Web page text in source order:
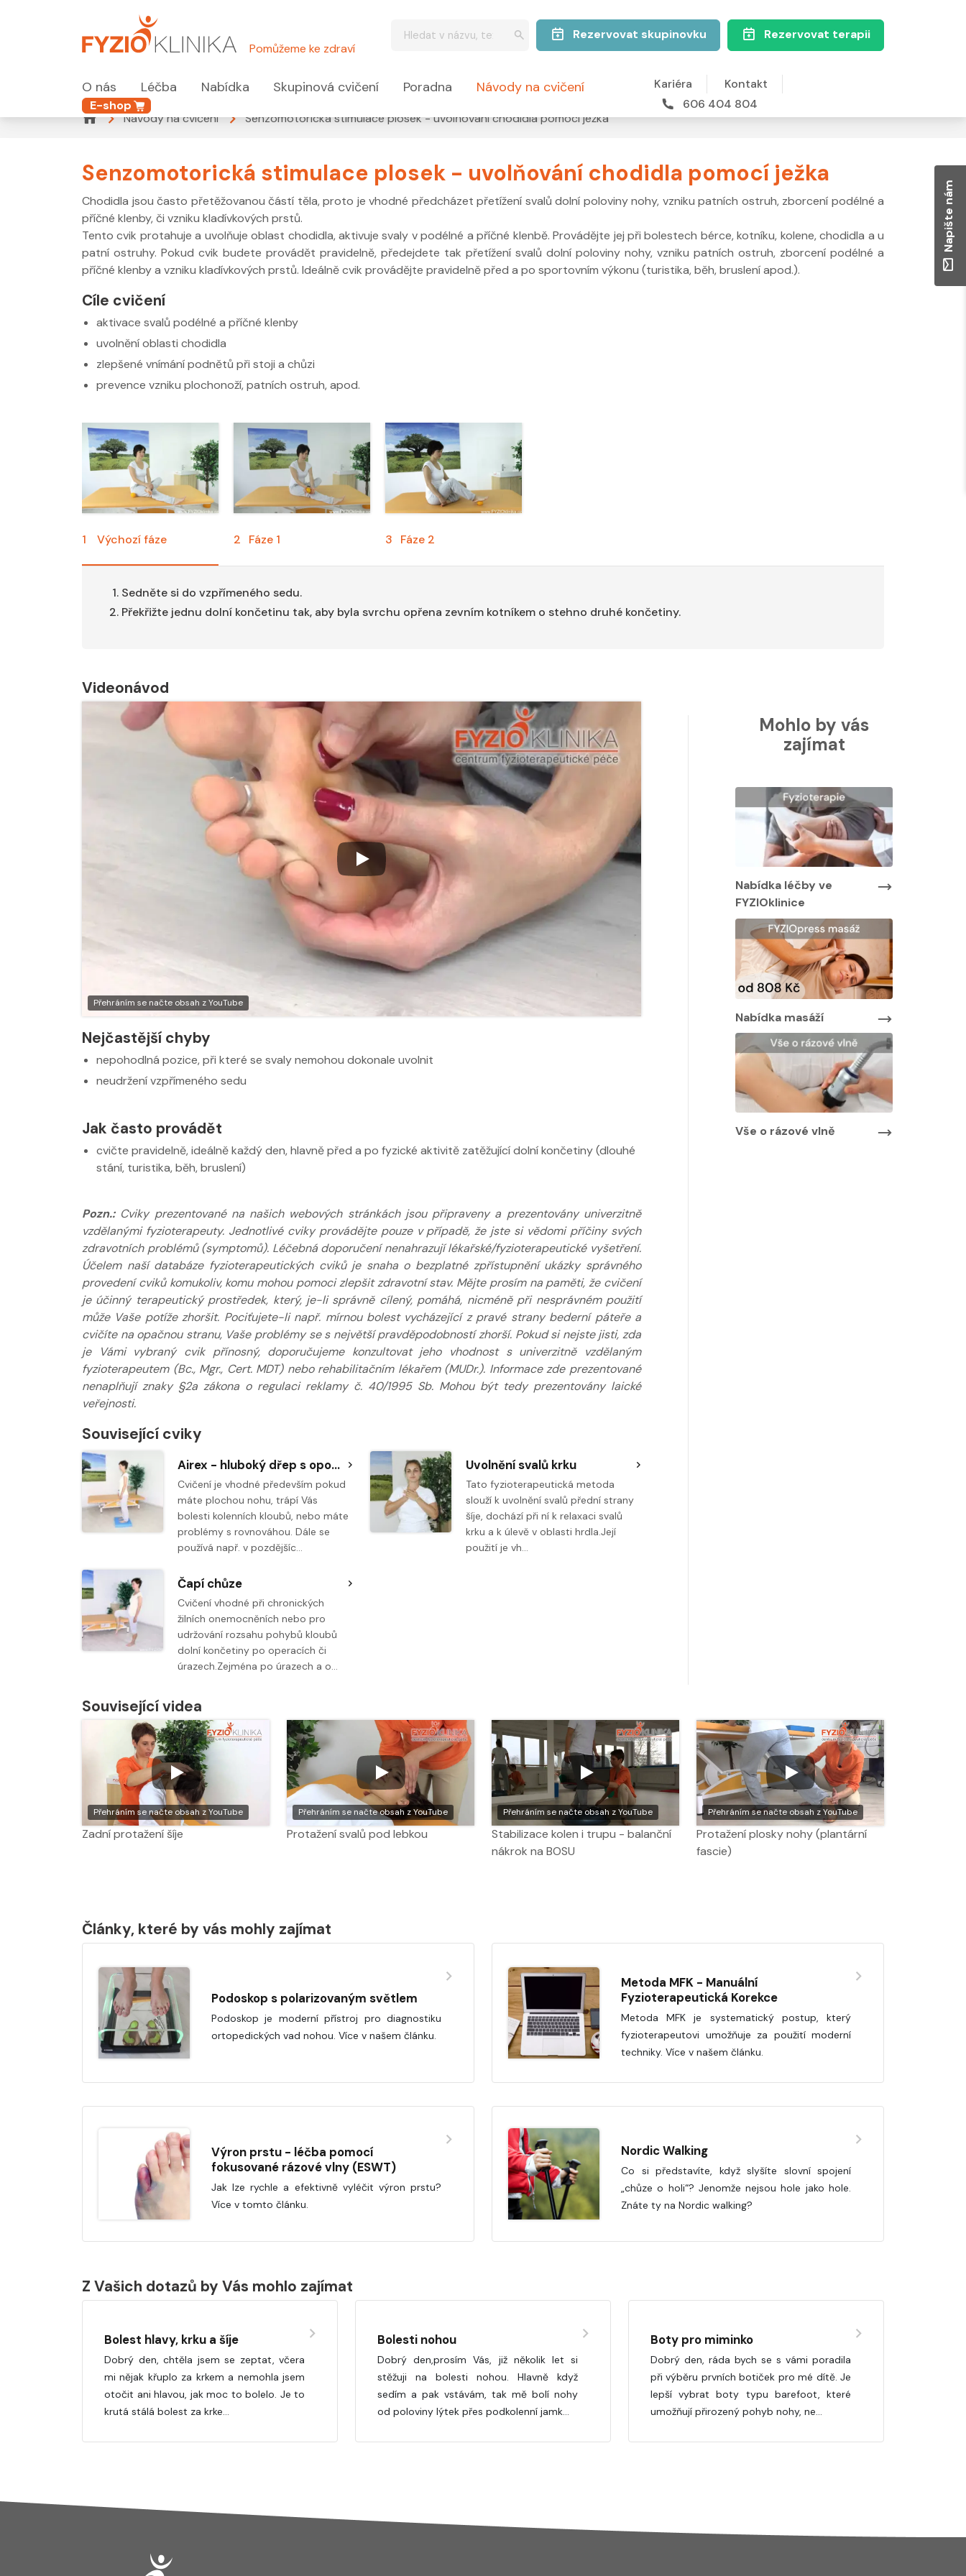
Pomůžeme ke zdraví
Rezervovat skupinovku Rezervovat terapii
O nás Léčba Nabídka Skupinová cvičení Poradna Návody na cvičení
E-shop
Kariéra
Kontakt
606 404 804
Návody na cvičení
Senzomotorická stimulace plosek - uvolňování chodidla pomocí ježka
Senzomotorická stimulace plosek - uvolňování chodidla pomocí ježka
Chodidla jsou často přetěžovanou částí těla, proto je vhodné předcházet přetížení svalů dolní poloviny nohy, vzniku patních ostruh, zborcení podélné a
příčné klenby, či vzniku kladívkových prstů.
Tento cvik protahuje a uvolňuje oblast chodidla, aktivuje svaly v podélné a příčné klenbě. Provádějte jej při bolestech bérce, kotníku, kolene, chodidla a u
patní ostruhy. Pokud cvik budete provádět pravidelně, předejdete tak přetížení svalů dolní poloviny nohy, vzniku patních ostruh, zborcení podélné a
příčné klenby a vzniku kladívkových prstů. Ideálně cvik provádějte pravidelně před a po sportovním výkonu (turistika, běh, bruslení apod.).
Cíle cvičení
aktivace svalů podélné a příčné klenby
uvolnění oblasti chodidla
zlepšené vnímání podnětů při stoji a chůzi
prevence vzniku plochonoží, patních ostruh, apod.
1 Výchozí fáze 2 Fáze 1 3 Fáze 2
Sedněte si do vzpřímeného sedu.
Překřižte jednu dolní končetinu tak, aby byla svrchu opřena zevním kotníkem o stehno druhé končetiny.
Videonávod
Přehráním se načte obsah z YouTube
Nejčastější chyby
nepohodlná pozice, při které se svaly nemohou dokonale uvolnit
neudržení vzpřímeného sedu
Jak často provádět
cvičte pravidelně, ideálně každý den, hlavně před a po fyzické aktivitě zatěžující dolní končetiny (dlouhé
stání, turistika, běh, bruslení)
Pozn.: Cviky prezentované na našich webových stránkách jsou připraveny a prezentovány univerzitně
vzdělanými fyzioterapeuty. Jednotlivé cviky provádějte pouze v případě, že jste si vědomi příčiny svých
zdravotních problémů (symptomů). Léčebná doporučení nenahrazují lékařské/fyzioterapeutické vyšetření.
Účelem naší databáze fyzioterapeutických cviků je snaha o bezplatné zpřístupnění ukázky správného
provedení cviků komukoliv, komu mohou pomoci zlepšit zdravotní stav. Mějte prosím na paměti, že cvičení
je účinný terapeutický prostředek, který, je-li správně cílený, pomáhá, nicméně při nesprávném použití
může Vaše potíže zhoršit. Pociťujete-li např. mírnou bolest vycházející z pravé strany bederní páteře a
cvičíte na opačnou stranu, Vaše problémy se s největší pravděpodobností zhorší. Pokud si nejste jisti, zda
je Vámi vybraný cvik přínosný, doporučujeme konzultovat jeho vhodnost s univerzitně vzdělaným
fyzioterapeutem (Bc., Mgr., Cert. MDT) nebo rehabilitačním lékařem (MUDr.). Informace zde prezentované
nenaplňují znaky §2a zákona o regulaci reklamy č. 40/1995 Sb. Mohou být tedy prezentovány laické
veřejnosti.
Související cviky
Airex - hluboký dřep s oporou celých chodidel
Cvičení je vhodné především pokud
máte plochou nohu, trápí Vás
bolesti kolenních kloubů, nebo máte
problémy s rovnováhou. Dále se
používá např. v pozdějšíc…
Uvolnění svalů krku
Tato fyzioterapeutická metoda
slouží k uvolnění svalů přední strany
šíje, dochází při ní k relaxaci svalů
krku a k úlevě v oblasti hrdla.Její
použití je vh…
Čapí chůze
Cvičení vhodné při chronických
žilních onemocněních nebo pro
udržování rozsahu pohybů kloubů
dolní končetiny po operacích či
úrazech.Zejména po úrazech a o…
Mohlo by vás
zajímat
Nabídka léčby ve
FYZIOklinice
Nabídka léčby ve
FYZIOklinice
Nabídka léčby ve
Nabídka léčby ve
Nabídka masáží
Nabídka masáží
Nabídka masáží
Vše o rázové vlně
Související videa
Přehráním se načte obsah z YouTube
Zadní protažení šíje
Přehráním se načte obsah z YouTube
Protažení svalů pod lebkou
Přehráním se načte obsah z YouTube
Stabilizace kolen i trupu - balanční
nákrok na BOSU
Přehráním se načte obsah z YouTube
Protažení plosky nohy (plantární
fascie)
Články, které by vás mohly zajímat
Podoskop s polarizovaným světlem
Podoskop je moderní přístroj pro diagnostiku
ortopedických vad nohou. Více v našem článku.
Metoda MFK - Manuální
Fyzioterapeutická Korekce
Metoda MFK je systematický postup, který
fyzioterapeutovi umožňuje za použití moderní
techniky. Více v našem článku.
Výron prstu - léčba pomocí
fokusované rázové vlny (ESWT)
Jak lze rychle a efektivně vyléčit výron prstu?
Více v tomto článku.
Nordic Walking
Co si představíte, když slyšíte slovní spojení
„chůze o holi“? Jenomže nejsou hole jako hole.
Znáte ty na Nordic walking?
Z Vašich dotazů by Vás mohlo zajímat
Bolest hlavy, krku a šíje
Dobrý den, chtěla jsem se zeptat, včera
mi nějak křuplo za krkem a nemohla jsem
otočit ani hlavou, jak moc to bolelo. Je to
krutá stálá bolest za krke…
Bolesti nohou
Dobrý den,prosím Vás, již několik let si
stěžuji na bolesti nohou. Hlavně když
sedím a pak vstávám, tak mě bolí nohy
od poloviny lýtek přes podkolenní jamk…
Boty pro miminko
Dobrý den, ráda bych se s vámi poradila
při výběru prvních botiček pro mé dítě. Je
lepší vybrat boty typu barefoot, které
umožňují přirozený pohyb nohy, ne…
Napište nám